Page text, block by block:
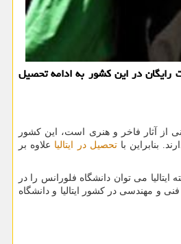
رایگان در این كشور به ادامه تحصیل
از آثار فاخر و هنری است، این کشور
بنابراین باتحصیل در ایتالیا علاوه بر
می توان دانشگاه فلورانس را در
و مهندسی در کشور ایتالیا و دانشگاه